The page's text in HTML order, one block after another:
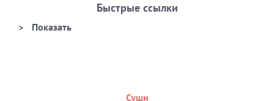
Быстрые ссылки
Суши